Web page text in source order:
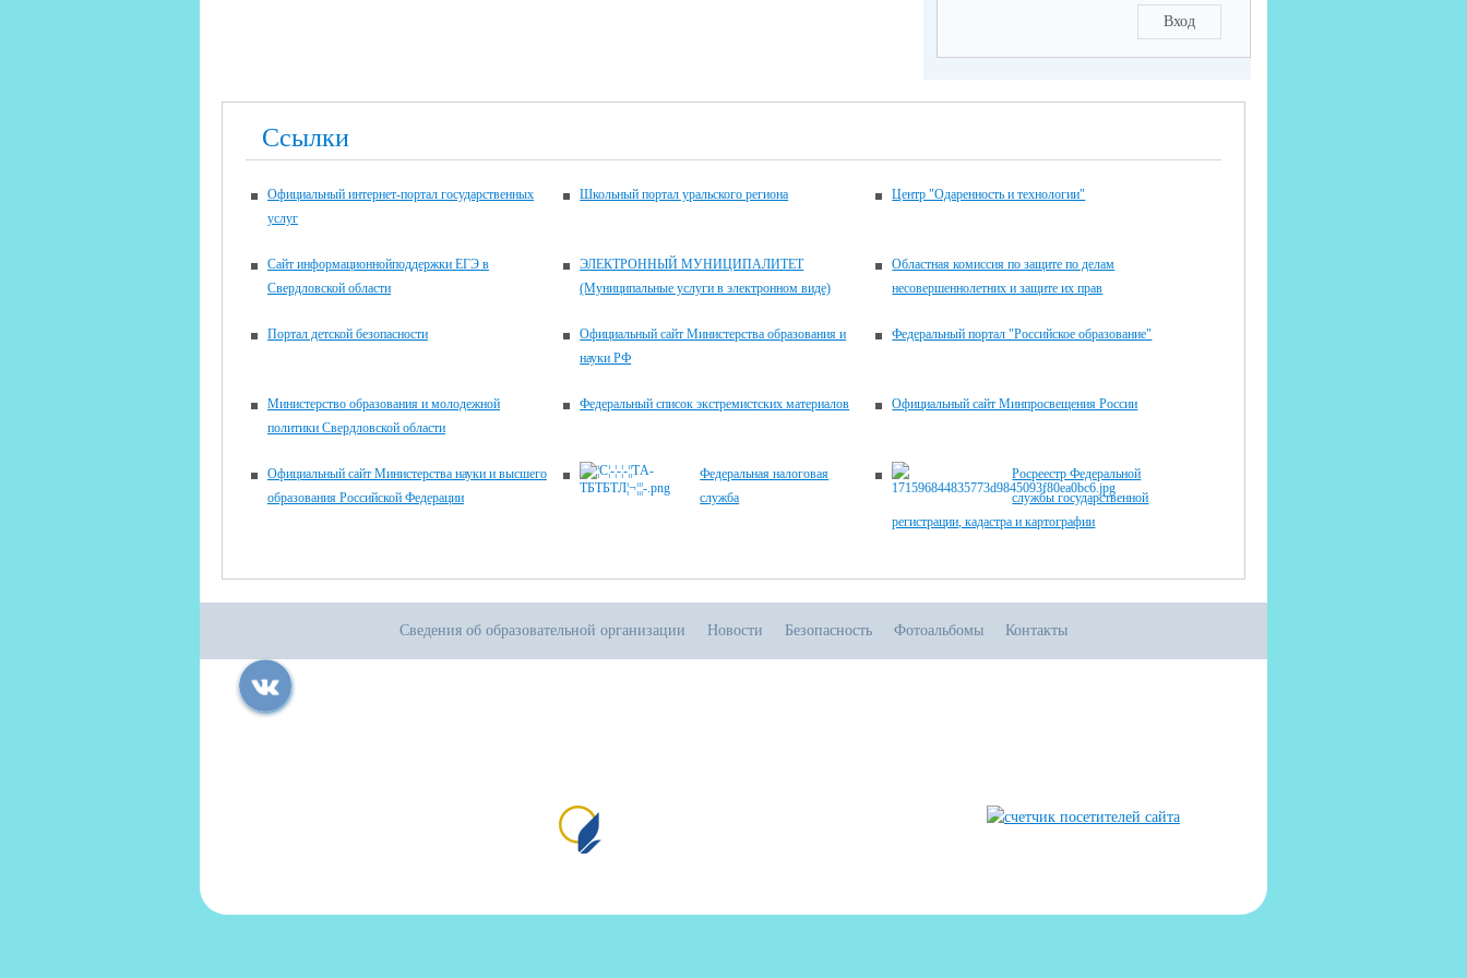
Вход
Ссылки
Официальный интернет-портал государственных
услуг
Школьный портал уральского региона Центр "Одаренность и технологии"
Сайт информационнойподдержки ЕГЭ в
Свердловской области
ЭЛЕКТРОННЫЙ МУНИЦИПАЛИТЕТ
(Муниципальные услуги в электронном виде)
Областная комиссия по защите по делам
несовершеннолетних и защите их прав
Портал детской безопасности
Официальный сайт Министерства образования и
науки РФ
Федеральный портал "Российское образование"
Министерство образования и молодежной
политики Свердловской области
Федеральный список экстремистских материалов Официальный сайт Минпросвещения России
Официальный сайт Министерства науки и высшего
образования Российской Федерации
Федеральная налоговая
служба
Росреестр Федеральной
службы государственной
регистрации, кадастра и картографии
Сведения об образовательной организации Новости Безопасность Фотоальбомы Контакты